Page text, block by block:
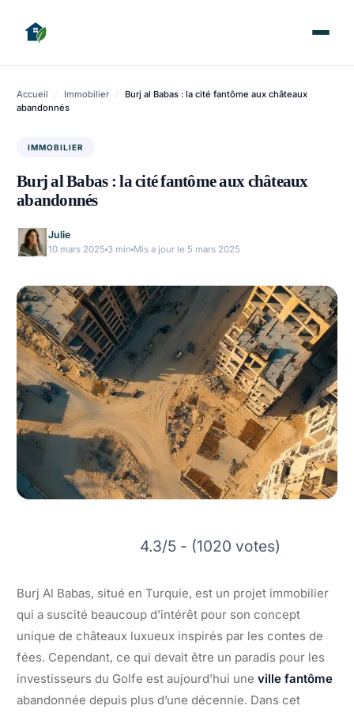
Accueil / Immobilier /
Burj al Babas : la cité fantôme aux châteaux
abandonnés
IMMOBILIER
Burj al Babas : la cité fantôme aux châteaux
abandonnés
Julie
10 mars 2025 3 min Mis a jour le 5 mars 2025
4.3/5 - (1020 votes)
Burj Al Babas, situé en Turquie, est un projet immobilier
qui a suscité beaucoup d’intérêt pour son concept
unique de châteaux luxueux inspirés par les contes de
fées. Cependant, ce qui devait être un paradis pour les
investisseurs du Golfe est aujourd’hui une ville fantôme
abandonnée depuis plus d’une décennie. Dans cet